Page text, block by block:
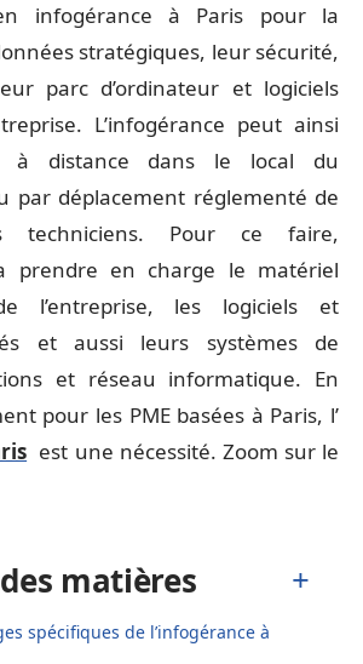
infogérance à Paris pour la
stratégiques, leur sécurité,
parc d’ordinateur et logiciels
L’infogérance peut ainsi
à distance dans le local du
par déplacement réglementé de
techniciens. Pour ce faire,
prendre en charge le matériel
l’entreprise, les logiciels et
et aussi leurs systèmes de
et réseau informatique. En
pour les PME basées à Paris, l’
est une nécessité. Zoom sur le
matières
spécifiques de l’infogérance à